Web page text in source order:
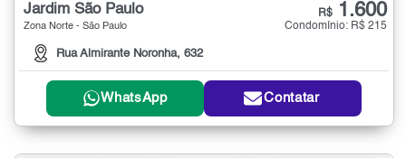
Jardim São Paulo
Zona Norte - São Paulo
Rua Almirante Noronha, 632
R$ 1.600
Condomínio: R$ 215
WhatsApp Contatar